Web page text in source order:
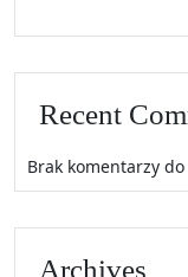
Recent
Brak komentarzy
Archives